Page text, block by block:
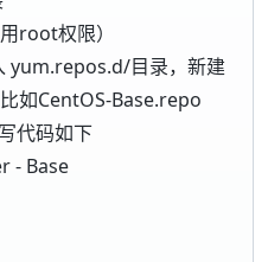
root权限）
yum.repos.d/目录，新建
如CentOS-Base.repo
代码如下
- Base